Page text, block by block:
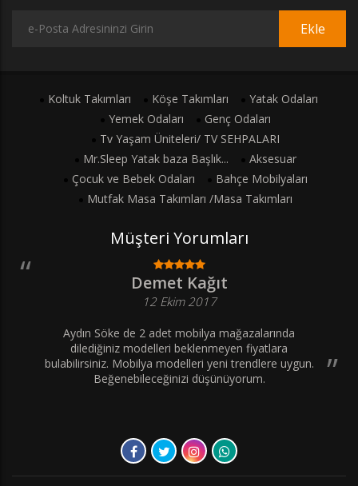
Ekle
Koltuk Takımları Köşe Takımları
Yatak Odaları
Yemek Odaları
Genç Odaları
Tv Yaşam Üniteleri/ TV SEHPALARI
Mr.Sleep Yatak baza Başlık...
Aksesuar
Çocuk ve Bebek Odaları
Bahçe Mobilyaları
Mutfak Masa Takımları /Masa Takımları
Müşteri Yorumları
Demet Kağıt
12 Ekim 2017
Aydın Söke de 2 adet mobilya mağazalarında
dilediğiniz modelleri beklenmeyen fiyatlara
bulabilirsiniz. Mobilya modelleri yeni trendlere uygun.
Beğenebileceğinizi düşünüyorum.